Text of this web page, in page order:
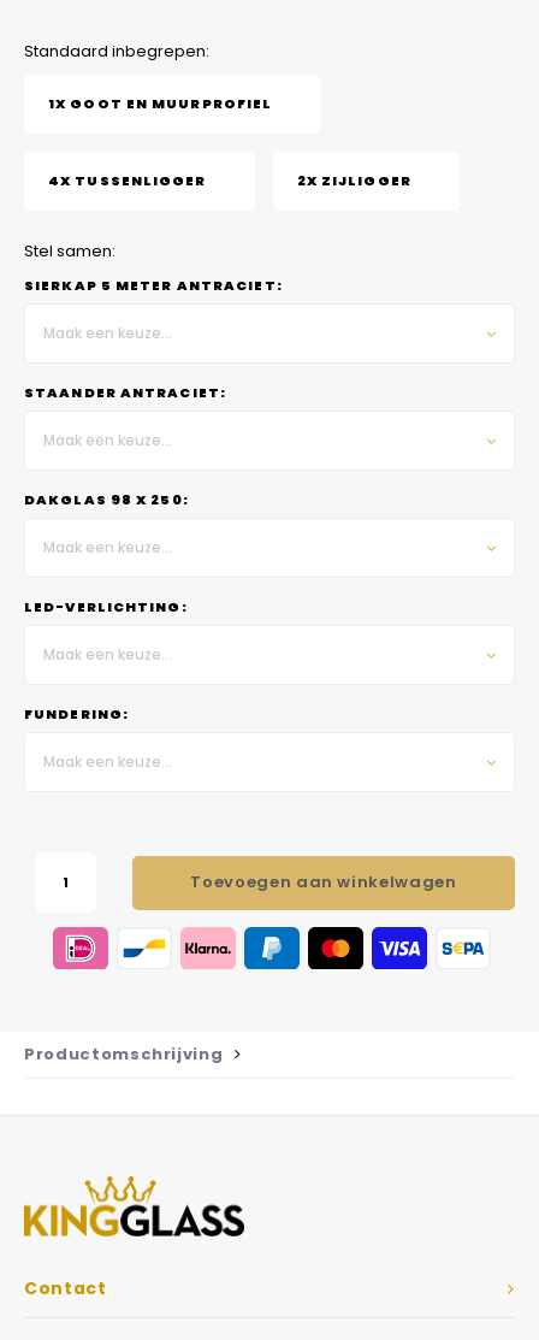
Standaard inbegrepen:
1X GOOT EN MUURPROFIEL
4X TUSSENLIGGER 2X ZIJLIGGER
Stel samen:
SIERKAP 5 METER ANTRACIET:
Maak een keuze...
STAANDER ANTRACIET:
Maak een keuze...
DAKGLAS 98 X 250:
Maak een keuze...
LED-VERLICHTING:
Maak een keuze...
FUNDERING:
Maak een keuze...
Toevoegen aan winkelwagen
Productomschrijving
Contact